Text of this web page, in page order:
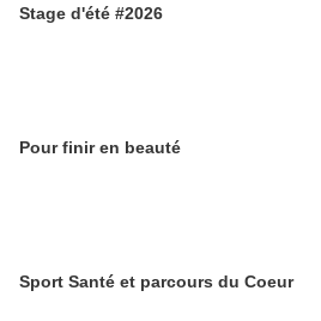
Stage d'été #2026
Pour finir en beauté
Sport Santé et parcours du Coeur